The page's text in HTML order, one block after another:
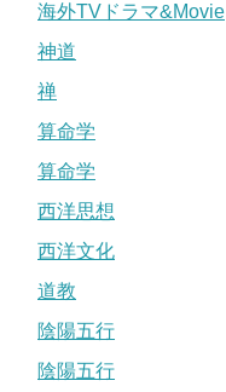
海外TVドラマ&Movie
神道
禅
算命学
算命学
西洋思想
西洋文化
道教
陰陽五行
陰陽五行